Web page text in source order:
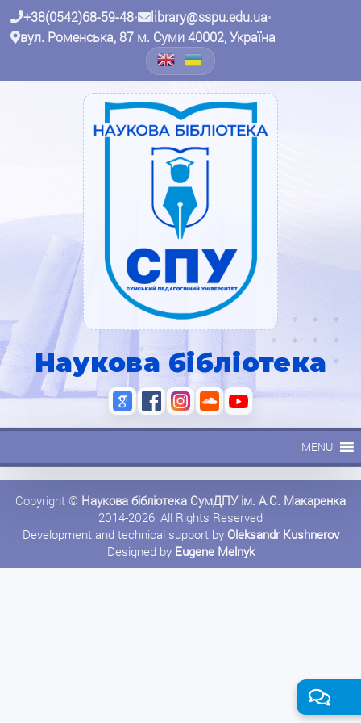
+38(0542)68-59-48• library@sspu.edu.ua•
вул. Роменська, 87 м. Суми 40002, Україна
Наукова бібліотека
MENU
Copyright © Наукова бібліотека СумДПУ ім. А.С. Макаренка
2014-2026, All Rights Reserved
Development and technical support by Oleksandr Kushnerov
Designed by Eugene Melnyk